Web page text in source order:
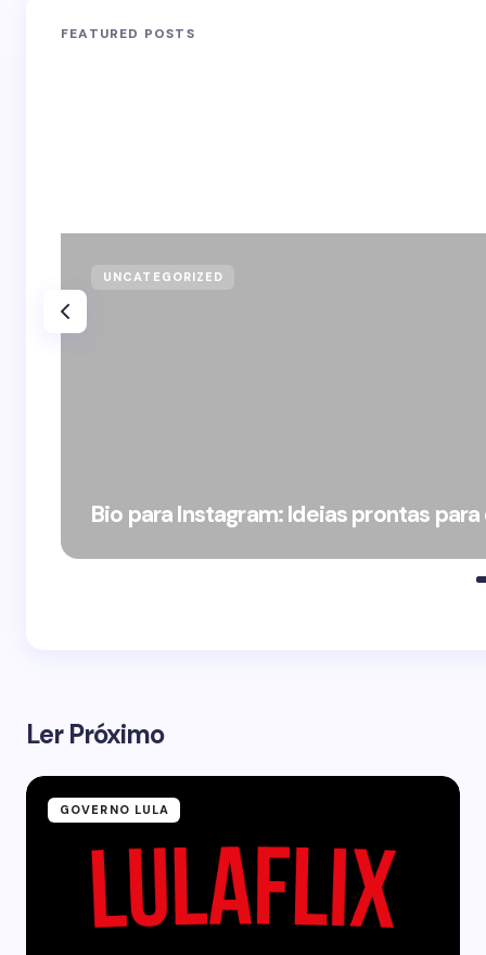
FEATURED POSTS
UNCATEGORIZED
Bio para Instagram: Ideias prontas
Ler Próximo
GOVERNO LULA